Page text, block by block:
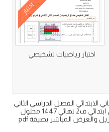
اختبار
اختبار رياضيات تشخيصي
الابتدائي الفصل الدراسي الثاني
ف2 تحميل نموذج اختبار رياضيات ثاني ابتدائي ف2 نهائي 1447 محلول
على موقع اجاباتكم التعليمي قابلة التزيل والعرض المباشر بصيقة pdf